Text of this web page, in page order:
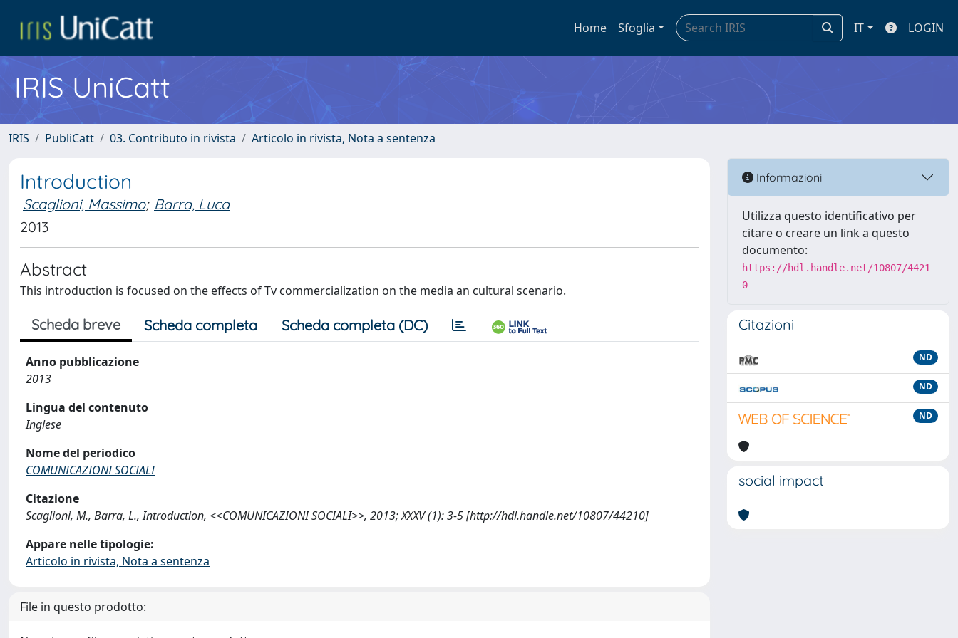
Home Sfoglia IT LOGIN
IRIS UniCatt
IRIS PubliCatt 03. Contributo in rivista Articolo in rivista, Nota a sentenza
Introduction
Scaglioni, Massimo; Barra, Luca
2013
Abstract
This introduction is focused on the effects of Tv commercialization on the media an cultural scenario.
Scheda breve Scheda completa Scheda completa (DC)
Anno pubblicazione
2013
Lingua del contenuto
Inglese
Nome del periodico
COMUNICAZIONI SOCIALI
Citazione
Scaglioni, M., Barra, L., Introduction, <<COMUNICAZIONI SOCIALI>>, 2013; XXXV (1): 3-5 [http://hdl.handle.net/10807/44210]
Appare nelle tipologie:
Articolo in rivista, Nota a sentenza
File in questo prodotto:
Informazioni
Utilizza questo identificativo per
citare o creare un link a questo
documento:
https://hdl.handle.net/10807/4421
0
Citazioni
ND
ND
ND
social impact